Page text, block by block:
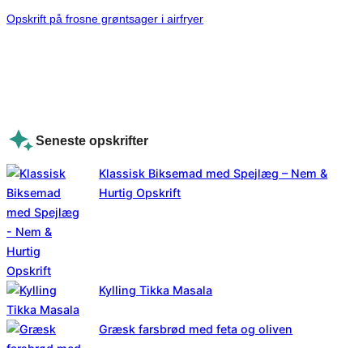
Opskrift på frosne grøntsager i airfryer
Seneste opskrifter
Klassisk Biksemad med Spejlæg – Nem &
Hurtig Opskrift
Kylling Tikka Masala
Græsk farsbrød med feta og oliven